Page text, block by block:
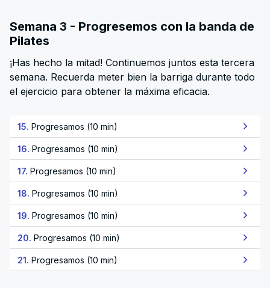
Semana 3 - Progresemos con la banda de
Pilates
¡Has hecho la mitad! Continuemos juntos esta tercera
semana. Recuerda meter bien la barriga durante todo
el ejercicio para obtener la máxima eficacia.
15. Progresamos (10 min)
16. Progresamos (10 min)
17. Progresamos (10 min)
18. Progresamos (10 min)
19. Progresamos (10 min)
20. Progresamos (10 min)
21. Progresamos (10 min)